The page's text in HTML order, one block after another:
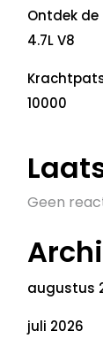
Ontdek de
4.7L V8
10000
Geen
augustus
juli 2026